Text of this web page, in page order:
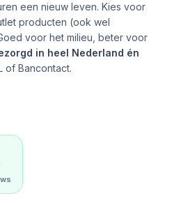
een nieuw leven. Kies voor
producten (ook wel
voor het milieu, beter voor
in heel Nederland én
of Bancontact.